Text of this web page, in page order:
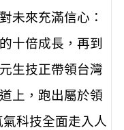
未來充滿信心：
十倍成長，再到
生技正帶領台灣
上，跑出屬於領
科技全面走入人